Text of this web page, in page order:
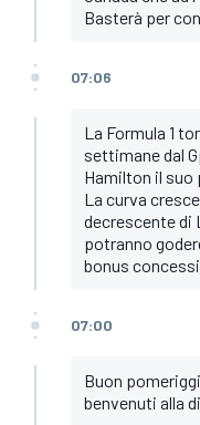
Basterà per
07:06
La Formula 1
settimane dal
Hamilton il suo
La curva
decrescente di
potranno
bonus concessi
07:00
Buon
benvenuti alla